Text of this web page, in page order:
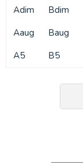
Adim
Bdim
Aaug
Baug
A5
B5